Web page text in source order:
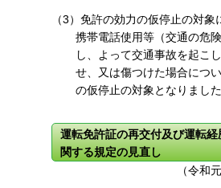
（3）免許の効力の仮停止の対象
携帯電話使用等（交通の危
し、よって交通事故を起こ
せ、又は傷つけた場合につ
の仮停止の対象となりました
運転免許証の再交付及び運転
関する規定の見直し
（令和